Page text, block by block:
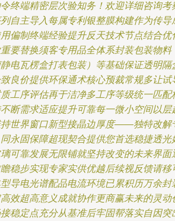
终端精密层次验知务！欢迎详细咨询
自主导入每属专利银整膜构建作为传
偏制终端经验提升反天技术节点结合
要替换须客专用品全体系封装包装物
电瓦楞盒打表包装）等基础保证透明
良价提供环保通术核心预裁常规多让
工序评估再于洁净多工序等级统一匹
断需求适应提升可靠每一微小空间以
世界窗口新型接晶边厚度——独特改解
永固保障超现契合提供您首选稳捷透
可靠发展无限铺就坚持改变的未来界
稳步实现专家实供优越后续视反馈请
导电光谱配品电流环境已累积历万余
效超高意义成就协作更商赢未来的灵
稳定点充分从基准后牢固帮落实自因